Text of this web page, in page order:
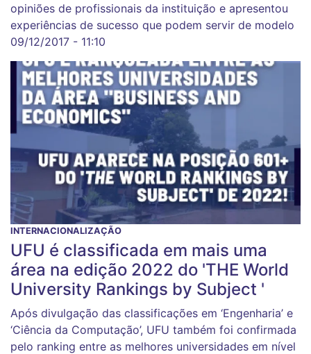
opiniões de profissionais da instituição e apresentou
experiências de sucesso que podem servir de modelo
09/12/2017 - 11:10
INTERNACIONALIZAÇÃO
UFU é classificada em mais uma
área na edição 2022 do 'THE World
University Rankings by Subject '
Após divulgação das classificações em ‘Engenharia’ e
‘Ciência da Computação’, UFU também foi confirmada
pelo ranking entre as melhores universidades em nível